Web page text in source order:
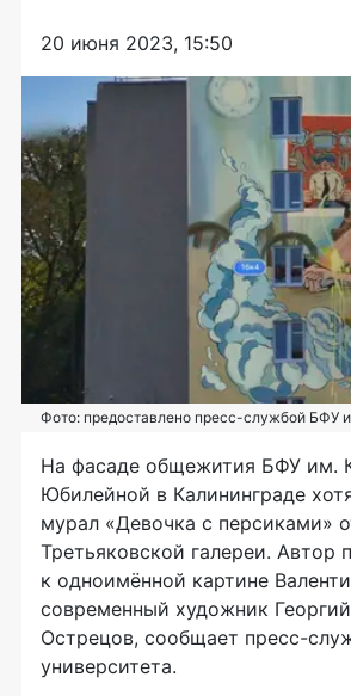
20 июня 2023, 15:50
Фото: предоставлено пресс-службой БФУ
На фасаде общежития БФУ им.
Юбилейной в Калининграде
мурал «Девочка с персиками»
Третьяковской галереи. Автор
к одноимённой картине
современный художник
Острецов, сообщает пресс-
университета.